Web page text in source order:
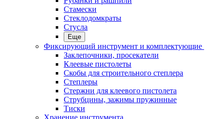
Стамески
Стеклодомкраты
Стусла
Еще
Фиксирующий инструмент и комплектующие
Заклепочники, просекатели
Клеевые пистолеты
Скобы для строительного степлера
Степлеры
Стержни для клеевого пистолета
Струбцины, зажимы пружинные
Тиски
Хранение инструмента